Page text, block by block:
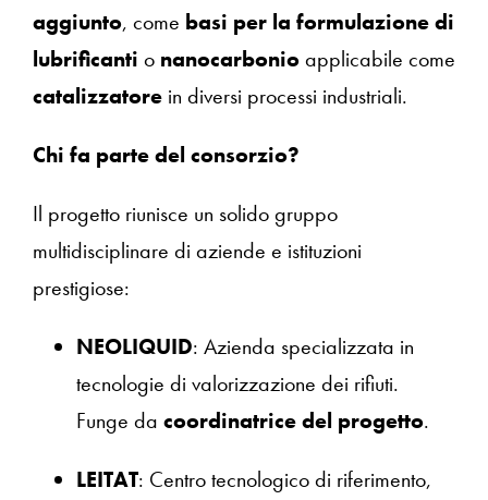
aggiunto, come basi per la formulazione di
lubrificanti o nanocarbonioapplicabile come
catalizzatore in diversi processi industriali.
Chi fa parte del consorzio?
Il progetto riunisce un solido gruppo
multidisciplinare di aziende e istituzioni
prestigiose:
NEOLIQUID: Azienda specializzata in
tecnologie di valorizzazione dei rifiuti.
Funge da coordinatrice del progetto.
LEITAT: Centro tecnologico di riferimento,